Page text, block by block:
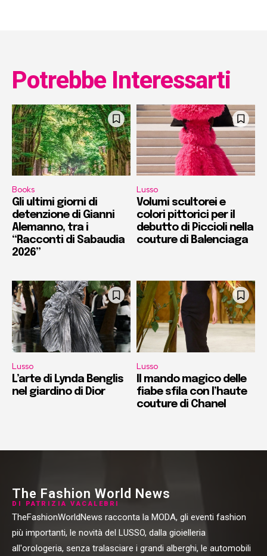
Potrebbe Interessarti
Books
Gli ultimi giorni di
detenzione di Gianni
Alemanno, tra i
“Racconti di Sabaudia
2026”
Lusso
Volumi scultorei e
colori pittorici per il
debutto di Piccioli nella
couture di Balenciaga
Lusso
L’arte di Lynda Benglis
nel giardino di Dior
Lusso
Il mando magico delle
fiabe sfila con l’haute
couture di Chanel
The Fashion World News
DI PATRIZIA VACALEBRI
TheFashionWorldNews racconta la MODA, gli eventi fashion
più importanti, le novità del LUSSO, dalla gioielleria
all'orologeria, senza tralasciare i grandi alberghi, le automobili